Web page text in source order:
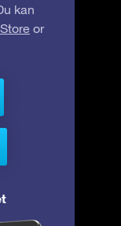
kan
or